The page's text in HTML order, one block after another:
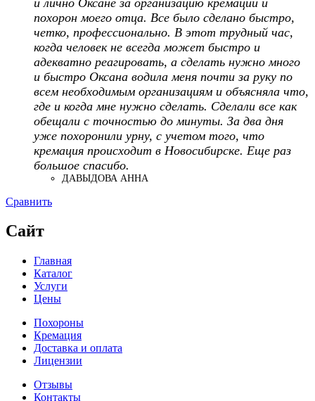
похорон моего отца. Все было сделано быстро,
четко, профессионально. В этот трудный час,
когда человек не всегда может быстро и
адекватно реагировать, а сделать нужно много
и быстро Оксана водила меня почти за руку по
всем необходимым организациям и объясняла что,
где и когда мне нужно сделать. Сделали все как
обещали с точностью до минуты. За два дня
уже похоронили урну, с учетом того, что
кремация происходит в Новосибирске. Еще раз
большое спасибо.
ДАВЫДОВА АННА
Сравнить
Сайт
Главная
Каталог
Услуги
Цены
Похороны
Кремация
Доставка и оплата
Лицензии
Отзывы
Контакты